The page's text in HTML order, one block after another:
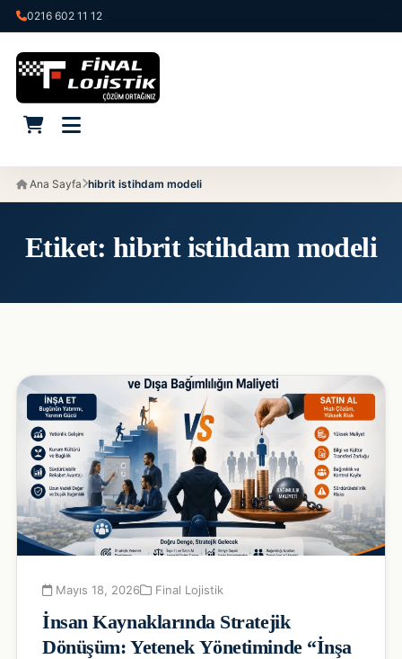
0216 602 11 12
Ana Sayfa hibrit istihdam modeli
Etiket: hibrit istihdam modeli
Mayıs 18, 2026 Final Lojistik
İnsan Kaynaklarında Stratejik
Dönüşüm: Yetenek Yönetiminde “İnşa